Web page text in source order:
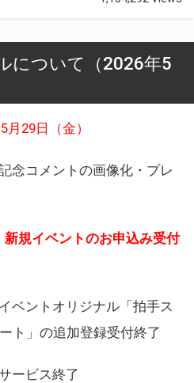
について（2026年5
月29日（金）
念コメントの画像化・プレ
規イベントのお申込み受付
ベントオリジナル「拍手ス
ト」の追加登録受付終了
ービス終了